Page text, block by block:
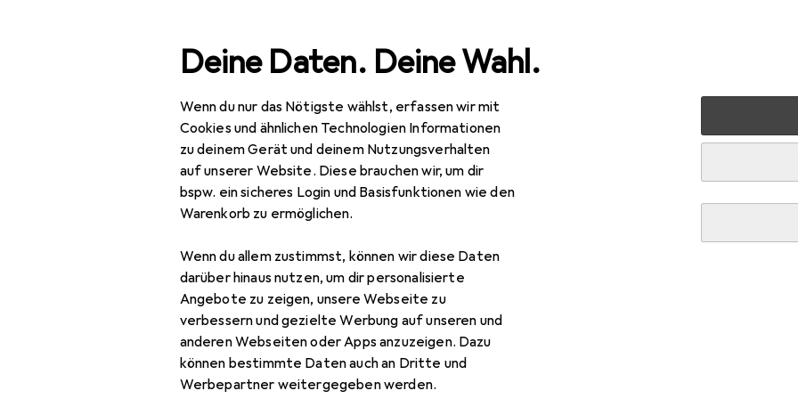
Deine Daten. Deine Wahl.
Wenn du nur das Nötigste wählst, erfassen wir mit
Cookies und ähnlichen Technologien Informationen
zu deinem Gerät und deinem Nutzungsverhalten
auf unserer Website. Diese brauchen wir, um dir
bspw. ein sicheres Login und Basisfunktionen wie den
Warenkorb zu ermöglichen.
Wenn du allem zustimmst, können wir diese Daten
darüber hinaus nutzen, um dir personalisierte
Angebote zu zeigen, unsere Webseite zu
verbessern und gezielte Werbung auf unseren und
anderen Webseiten oder Apps anzuzeigen. Dazu
können bestimmte Daten auch an Dritte und
Werbepartner weitergegeben werden.
Navigation nach Kategorien Gesamtsortiment IT + Multimedia PC Komponenten